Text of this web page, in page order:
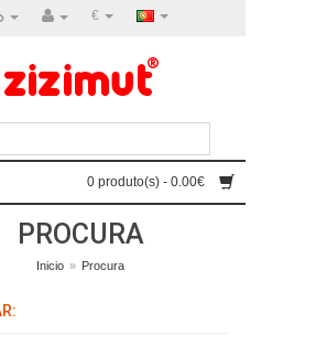
€
0 produto(s) - 0.00€
PROCURA
Inicio » Procura